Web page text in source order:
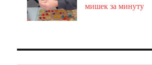
мишек за минуту